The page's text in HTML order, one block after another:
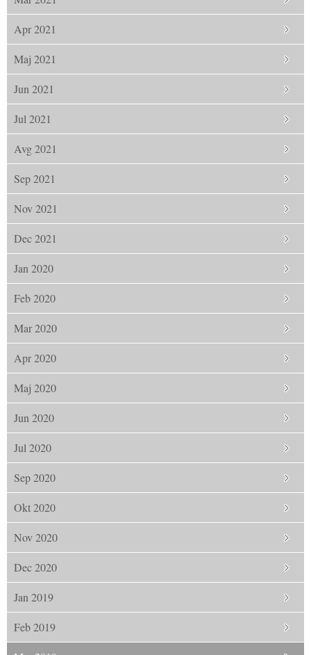
Apr 2021
Maj 2021
Jun 2021
Jul 2021
Avg 2021
Sep 2021
Nov 2021
Dec 2021
Jan 2020
Feb 2020
Mar 2020
Apr 2020
Maj 2020
Jun 2020
Jul 2020
Sep 2020
Okt 2020
Nov 2020
Dec 2020
Jan 2019
Feb 2019